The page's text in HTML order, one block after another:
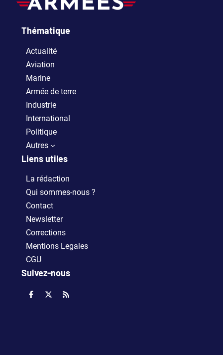
Thématique
Actualité
Aviation
Marine
Armée de terre
Industrie
International
Politique
Autres
Liens utiles
La rédaction
Qui sommes-nous ?
Contact
Newsletter
Corrections
Mentions Legales
CGU
Suivez-nous